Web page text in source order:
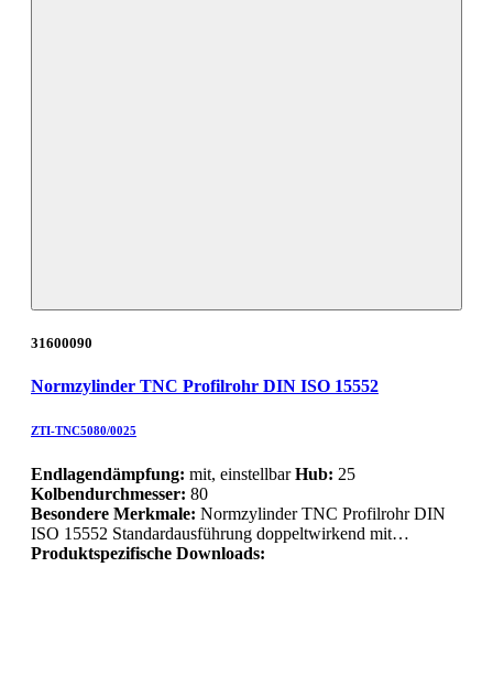
31600090
Normzylinder TNC Profilrohr DIN ISO 15552
ZTI-TNC5080/0025
Endlagendämpfung: mit, einstellbarHub: 25
Kolbendurchmesser: 80
Besondere Merkmale: Normzylinder TNC Profilrohr DIN
ISO 15552 Standardausführung doppeltwirkend mit…
Produktspezifische Downloads: